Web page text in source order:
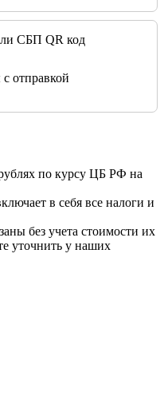
СБП QR код
отправкой
по курсу ЦБ РФ на
в себя все налоги и
без учета стоимости их
уточнить у наших